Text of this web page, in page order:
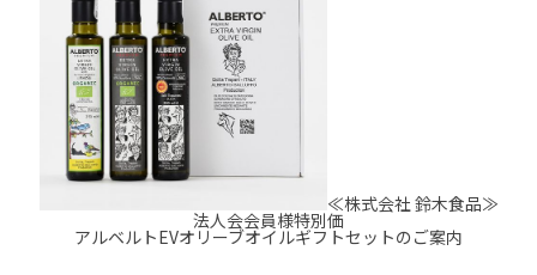
≪株式会社 鈴木食品≫
法人会会員様特別価
アルベルトEVオリーブオイルギフトセットのご案内